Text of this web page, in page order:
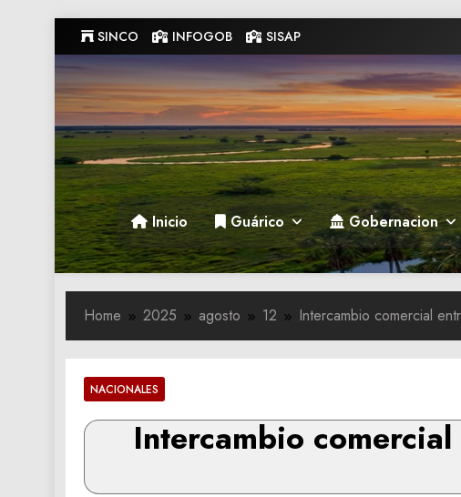
to
content
SINCO INFOGOB SISAP
Gobernacion de Guarico
Gobernacion de Guarico
Inicio Guárico Gobernacion
Home 2025 agosto 12 Intercambio comercial
NACIONALES
Intercambio